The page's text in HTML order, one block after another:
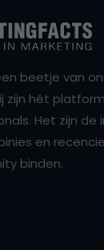
beetje van
zijn hét
Het zijn de
en
binden.